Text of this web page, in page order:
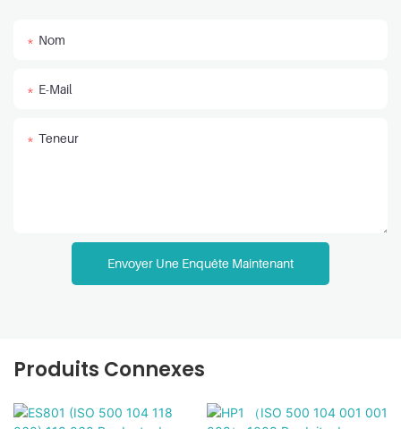
Nom
E-Mail
Teneur
Envoyer Une Enquête Maintenant
Produits Connexes